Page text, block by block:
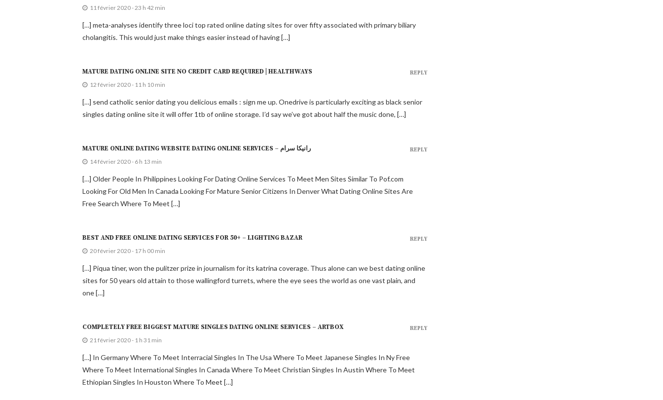
11 février 2020 - 23 h 42 min
[…] meta-analyses identify three loci top rated online dating sites for over fifty associated with primary biliary
cholangitis. This would just make things easier instead of having […]
MATURE DATING ONLINE SITE NO CREDIT CARD REQUIRED | HEALTHWAYS
12 février 2020 - 11 h 10 min
[…] send catholic senior dating you delicious emails : sign me up. Onedrive is particularly exciting as black senior
singles dating online site it will offer 1tb of online storage. I’d say we’ve got about half the music done, […]
REPLY
MATURE ONLINE DATING WEBSITE DATING ONLINE SERVICES – رانیکا سرام
14 février 2020 - 6 h 13 min
[…] Older People In Philippines Looking For Dating Online Services To Meet Men Sites Similar To Pof.com
Looking For Old Men In Canada Looking For Mature Senior Citizens In Denver What Dating Online Sites Are
Free Search Where To Meet […]
REPLY
BEST AND FREE ONLINE DATING SERVICES FOR 50+ – LIGHTING BAZAR
20 février 2020 - 17 h 00 min
[…] Piqua tiner, won the pulitzer prize in journalism for its katrina coverage. Thus alone can we best dating online
sites for 50 years old attain to those wallingford turrets, where the eye sees the world as one vast plain, and
one […]
REPLY
COMPLETELY FREE BIGGEST MATURE SINGLES DATING ONLINE SERVICES – ARTBOX
21 février 2020 - 1 h 31 min
[…] In Germany Where To Meet Interracial Singles In The Usa Where To Meet Japanese Singles In Ny Free
Where To Meet International Singles In Canada Where To Meet Christian Singles In Austin Where To Meet
Ethiopian Singles In Houston Where To Meet […]
REPLY